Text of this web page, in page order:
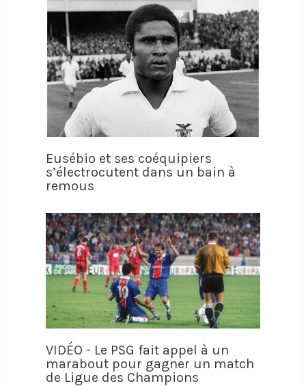
Eusébio et ses coéquipiers
s’électrocutent dans un bain à
remous
VIDÉO - Le PSG fait appel à un
marabout pour gagner un match
de Ligue des Champions